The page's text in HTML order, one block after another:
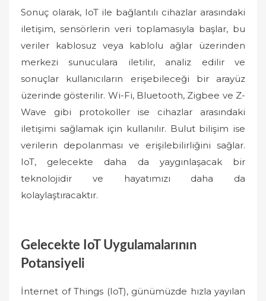
Sonuç olarak, IoT ile bağlantılı cihazlar arasındaki
iletişim, sensörlerin veri toplamasıyla başlar, bu
veriler kablosuz veya kablolu ağlar üzerinden
merkezi sunuculara iletilir, analiz edilir ve
sonuçlar kullanıcıların erişebileceği bir arayüz
üzerinde gösterilir. Wi-Fi, Bluetooth, Zigbee ve Z-
Wave gibi protokoller ise cihazlar arasındaki
iletişimi sağlamak için kullanılır. Bulut bilişim ise
verilerin depolanması ve erişilebilirliğini sağlar.
IoT, gelecekte daha da yaygınlaşacak bir
teknolojidir ve hayatımızı daha da
kolaylaştıracaktır.
Gelecekte IoT Uygulamalarının
Potansiyeli
İnternet of Things (IoT), günümüzde hızla yayılan